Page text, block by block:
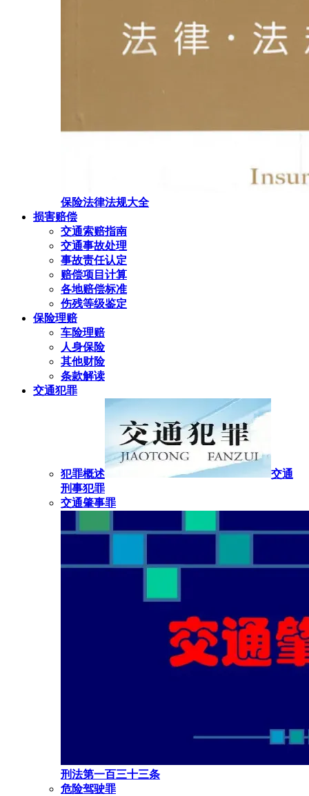
保险法律法规大全
损害赔偿
交通索赔指南
交通事故处理
事故责任认定
赔偿项目计算
各地赔偿标准
伤残等级鉴定
保险理赔
车险理赔
人身保险
其他财险
条款解读
交通犯罪
犯罪概述
交通
刑事犯罪
交通肇事罪
刑法第一百三十三条
危险驾驶罪